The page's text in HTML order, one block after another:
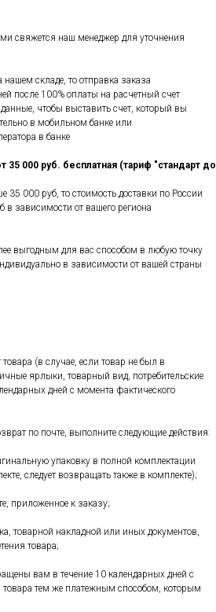
свяжется наш менеджер для уточнения
складе, то отправка заказа
после 100% оплаты на расчетный счет
чтобы выставить счет, который вы
в мобильном банке или
в банке
35 000 руб. бесплатная (тариф "стандарт до
000 руб, то стоимость доставки по России
в зависимости от вашего региона
выгодным для вас способом в любую точку
в зависимости от вашей страны
(в случае, если товар не был в
ярлыки, товарный вид, потребительские
дней с момента фактического
по почте, выполните следующие действия:
упаковку в полной комплектации
следует возвращать также в комплекте);
приложенное к заказу;
товарной накладной или иных документов,
товара;
вам в течение 10 календарных дней с
тем же платежным способом, которым